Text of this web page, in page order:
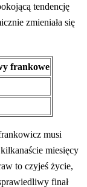
tendencję
zmieniała się
frankowe
musi
miesięcy
to czyjeś życie,
finał